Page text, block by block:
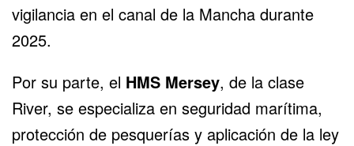
vigilancia en el canal de la Mancha durante
2025.
Por su parte, el HMS Mersey, de la clase
River, se especializa en seguridad marítima,
protección de pesquerías y aplicación de la ley